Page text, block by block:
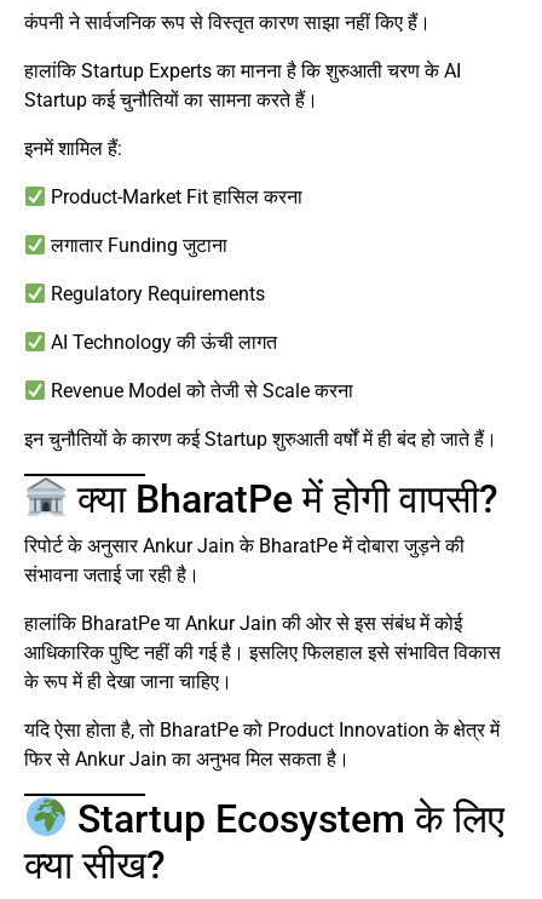
कंपनी ने सार्वजनिक रूप से विस्तृत कारण साझा नहीं किए हैं।
हालांकि Startup Experts का मानना है कि शुरुआती चरण के AI
Startup कई चुनौतियों का सामना करते हैं।
इनमें शामिल हैं:
Product-Market Fit हासिल करना
लगातार Funding जुटाना
Regulatory Requirements
AI Technology की ऊंची लागत
Revenue Model को तेजी से Scale करना
इन चुनौतियों के कारण कई Startup शुरुआती वर्षों में ही बंद हो जाते हैं।
क्या BharatPe में होगी वापसी?
रिपोर्ट के अनुसार Ankur Jain के BharatPe में दोबारा जुड़ने की
संभावना जताई जा रही है।
हालांकि BharatPe या Ankur Jain की ओर से इस संबंध में कोई
आधिकारिक पुष्टि नहीं की गई है। इसलिए फिलहाल इसे संभावित विकास
के रूप में ही देखा जाना चाहिए।
यदि ऐसा होता है, तो BharatPe को Product Innovation के क्षेत्र में
फिर से Ankur Jain का अनुभव मिल सकता है।
Startup Ecosystem के लिए
क्या सीख?